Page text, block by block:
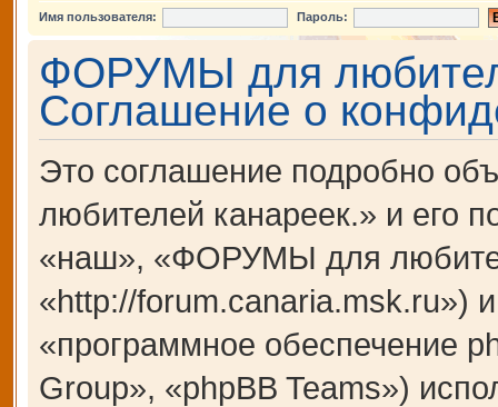
Имя пользователя: Пароль:
ФОРУМЫ для
Соглашение о
Это соглашение подробно
любителей канареек.» и его
«наш», «ФОРУМЫ для
«http://forum.canaria.msk.ru»)
«программное обеспечение
Group», «phpBB Teams»)